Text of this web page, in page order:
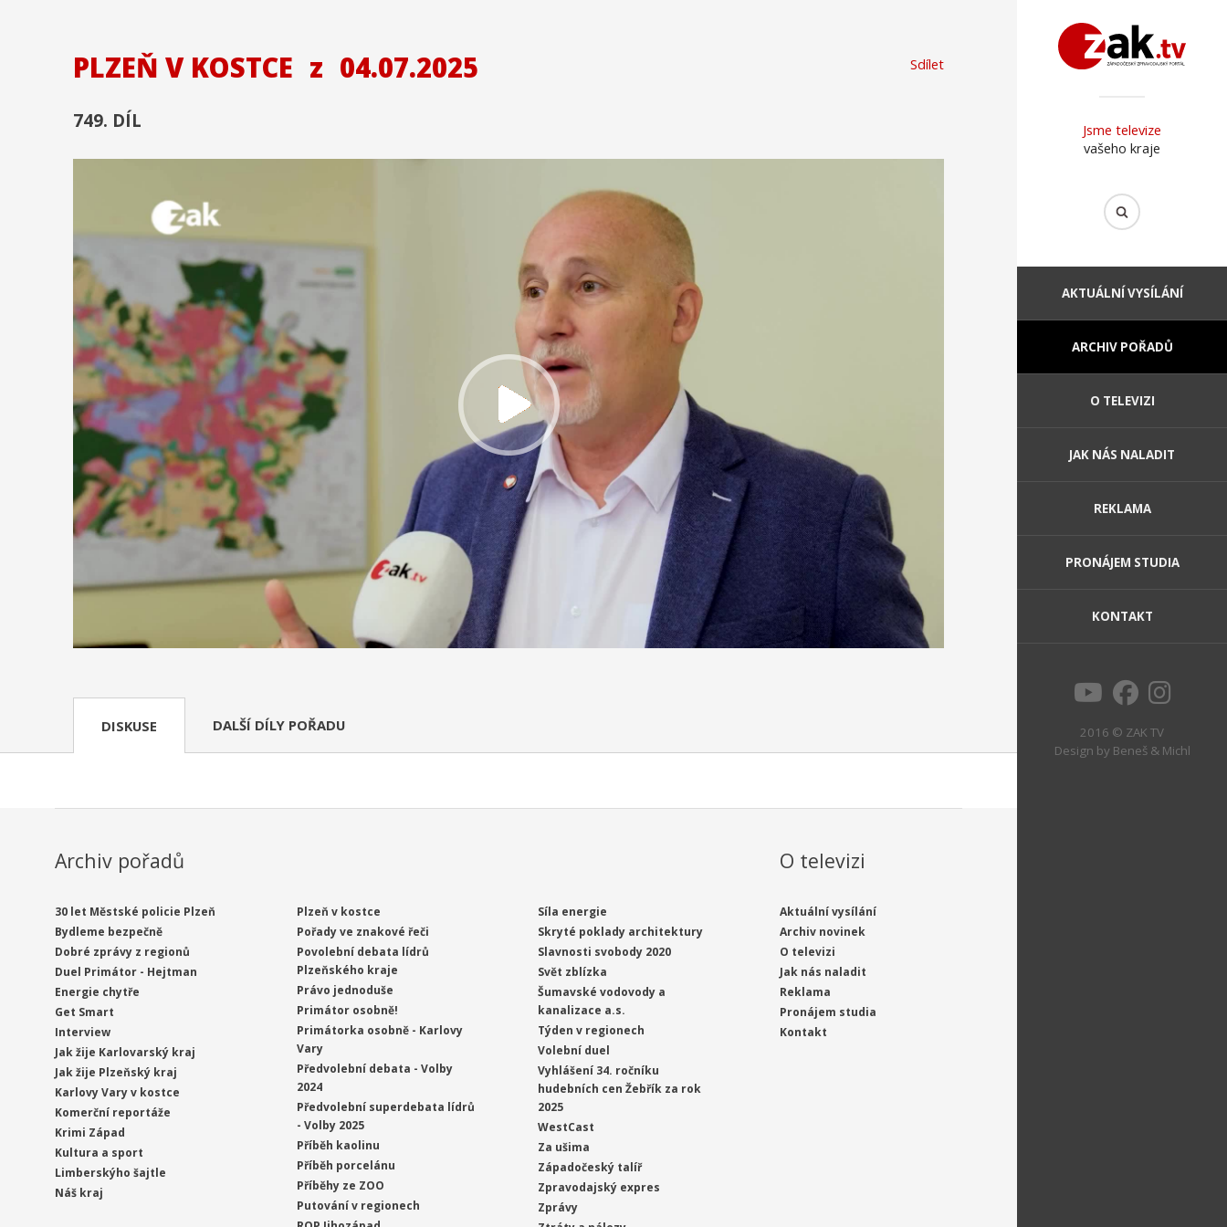
Jsme televize
vašeho kraje
AKTUÁLNÍ VYSÍLÁNÍ
ARCHIV POŘADŮ
O TELEVIZI
JAK NÁS NALADIT
REKLAMA
PRONÁJEM STUDIA
KONTAKT
2016 © ZAK TV
Design by Beneš & Michl
Sdílet
PLZEŇ V KOSTCE z 04.07.2025
749. DÍL
DISKUSE DALŠÍ DÍLY POŘADU
Archiv pořadů
30 let Městské policie Plzeň
Bydleme bezpečně
Dobré zprávy z regionů
Duel Primátor - Hejtman
Energie chytře
Get Smart
Interview
Jak žije Karlovarský kraj
Jak žije Plzeňský kraj
Karlovy Vary v kostce
Komerční reportáže
Krimi Západ
Kultura a sport
Limberskýho šajtle
Náš kraj
Plzeň v kostce
Pořady ve znakové řeči
Povolební debata lídrů
Plzeňského kraje
Právo jednoduše
Primátor osobně!
Primátorka osobně - Karlovy
Vary
Předvolební debata - Volby
2024
Předvolební superdebata lídrů
- Volby 2025
Příběh kaolinu
Příběh porcelánu
Příběhy ze ZOO
Putování v regionech
Síla energie
Skryté poklady architektury
Slavnosti svobody 2020
Svět zblízka
Šumavské vodovody a
kanalizace a.s.
Týden v regionech
Volební duel
Vyhlášení 34. ročníku
hudebních cen Žebřík za rok
2025
WestCast
Za ušima
Západočeský talíř
Zpravodajský expres
Zprávy
O televizi
Aktuální vysílání
Archiv novinek
O televizi
Jak nás naladit
Reklama
Pronájem studia
Kontakt